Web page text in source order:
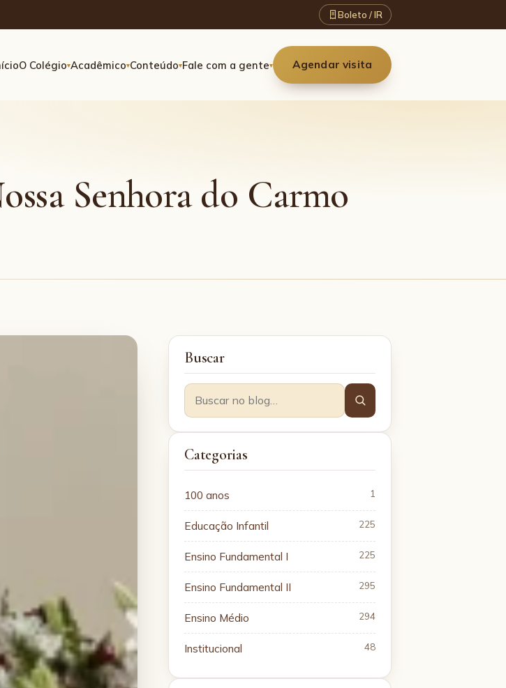
Boleto / IR
O Colégio▾Acadêmico▾Conteúdo▾Fale com a gente▾ Agendar visita
Senhora do Carmo
Buscar
Categorias
100 anos 1
Educação Infantil 225
Ensino Fundamental I 225
Ensino Fundamental II 295
Ensino Médio 294
Institucional 48